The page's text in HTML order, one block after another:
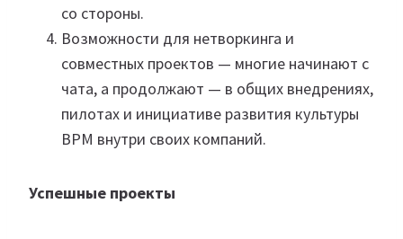
со стороны.
Возможности для нетворкинга и
совместных проектов — многие начинают с
чата, а продолжают — в общих внедрениях,
пилотах и инициативе развития культуры
BPM внутри своих компаний.
Успешные проекты